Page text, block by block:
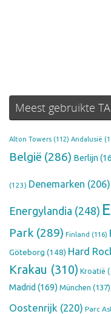
Meest gebruikte
Alton Towers (112) Andalusië
België (286) Berlijn
(123) Denemarken (206)
Energylandia (248)
Park (289) Finland (116)
Göteborg (148) Hard
Krakau (310) Kroatië
Madrid (169) München (137)
Oostenrijk (220) Parc